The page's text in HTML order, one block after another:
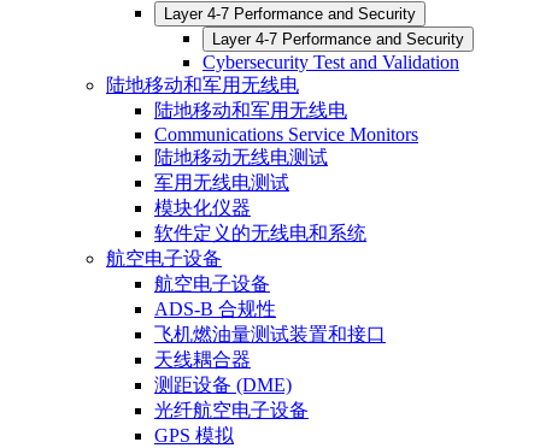
Layer 4-7 Performance and Security
Layer 4-7 Performance and Security
Cybersecurity Test and Validation
陆地移动和军用无线电
陆地移动和军用无线电
Communications Service Monitors
陆地移动无线电测试
军用无线电测试
模块化仪器
软件定义的无线电和系统
航空电子设备
航空电子设备
ADS-B 合规性
飞机燃油量测试装置和接口
天线耦合器
测距设备 (DME)
光纤航空电子设备
GPS 模拟